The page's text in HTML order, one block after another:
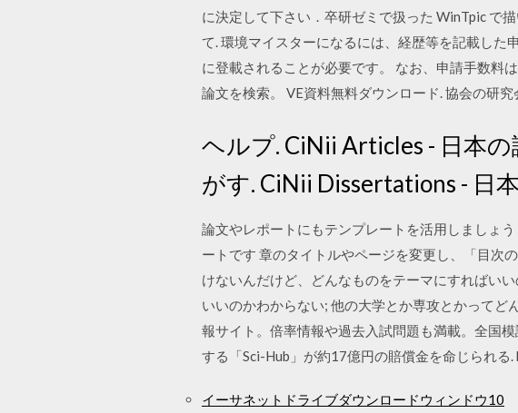
に決定して下さい．卒研ゼミで扱った WinTpic で
て. 環境マイスターになるには、経歴等を記載し
に登載されることが必要です。 なお、申請手数料
論文を検索。 VE資料無料ダウンロード. 協会の研
ヘルプ. CiNii Articles - 日本
がす. CiNii Dissertations - 日
論文やレポートにもテンプレートを活用しましょ
ートです 章のタイトルやページを変更し、「目次
けないんだけど、どんなものをテーマにすればい
いいのかわからない; 他の大学とか専攻とかって
報サイト。倍率情報や過去入試問題も満載。全国
する「Sci-Hub」が約17億円の賠償金を命じられ
イーサネットドライブダウンロードウィンドウ10